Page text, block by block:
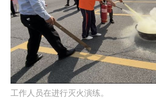
工作人员在进行灭火演练。